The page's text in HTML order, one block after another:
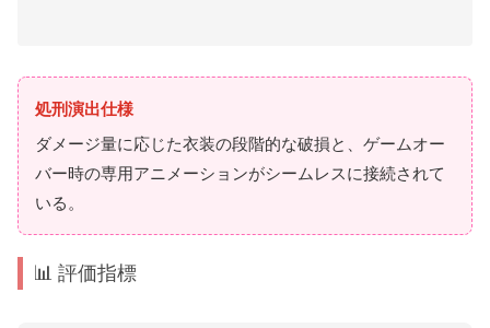
処刑演出仕様
ダメージ量に応じた衣装の段階的な破損と、ゲームオー
バー時の専用アニメーションがシームレスに接続されて
いる。
📊 評価指標